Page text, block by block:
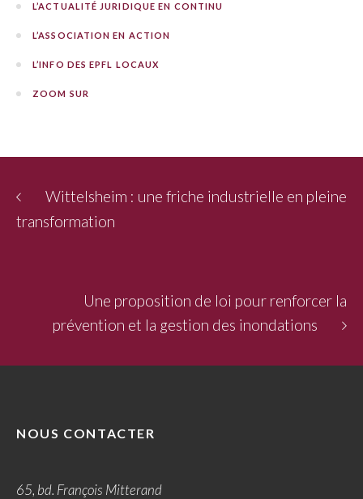
L’ACTUALITÉ JURIDIQUE EN CONTINU
L’ASSOCIATION EN ACTION
L’INFO DES EPFL LOCAUX
ZOOM SUR
Wittelsheim : une friche industrielle en pleine
transformation
Une proposition de loi pour renforcer la
prévention et la gestion des inondations
NOUS CONTACTER
65, bd. François Mitterand